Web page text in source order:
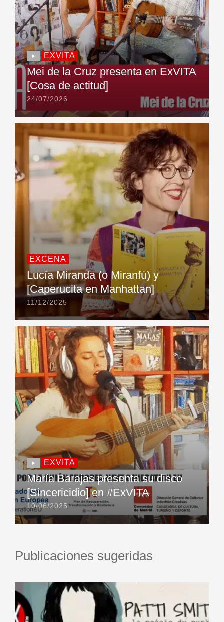
EXVITA
Mei de la Cruz presenta en ExVITA
[Cosa de actitud]
24/07/2026
EXCENA
Lucía Miranda (o Miranfú) y
[Caperucita en Manhattan]
11/12/2025
EXVITA
María Barajas presenta su disco
[Sincericidio] en #ExVITA
10/06/2025
Publicaciones sugeridas